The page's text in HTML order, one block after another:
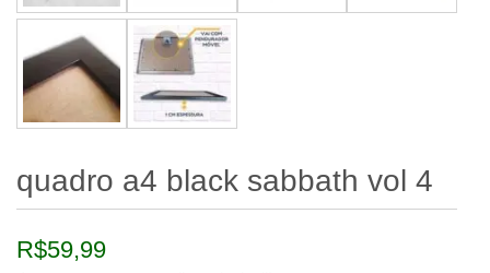
quadro a4 black sabbath vol 4
R$59,99